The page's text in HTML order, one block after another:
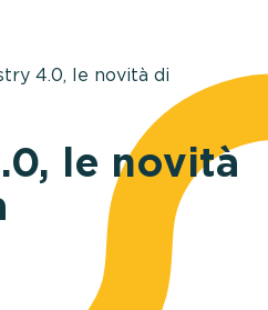
4.0, le novità di
le novità